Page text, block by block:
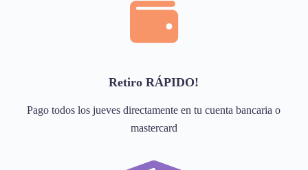
Retiro RÁPIDO!
Pago todos los jueves directamente en tu cuenta bancaria o
mastercard